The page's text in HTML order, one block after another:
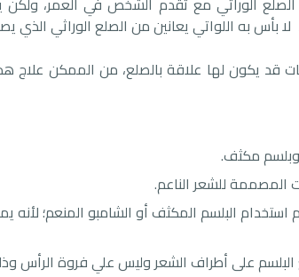
بأس به اللواتي يعانين من الصلع الوراثي الذي
قد يكون لها علاقة بالصلع، من الممكن علاج
مكثف.
المصممة للشعر الناعم.
البلسم المكثف أو الشامبو المنعم؛ لأنه
على أطراف الشعر وليس علي فروة الرأس